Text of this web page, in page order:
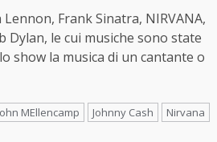
Frank Sinatra, NIRVANA,
Dylan, le cui musiche sono state
show la musica di un cantante o
MEllencamp Johnny Cash
Nirvana